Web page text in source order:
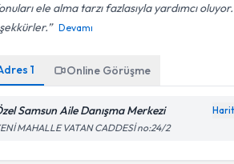
ele alma tarzı fazlasıyla yardımcı oluyor.
Devamı
1 Online Görüşme
Samsun Aile Danışma Merkezi
MAHALLE VATAN CADDESİ no:24/2